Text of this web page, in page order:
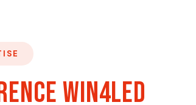
Win4LED